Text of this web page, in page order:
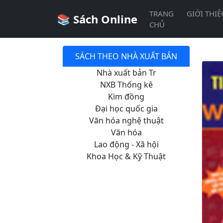
📚 Sách Online
TRANG
CHỦ
GIỚI
SÁCH THEO NHÀ XUẤT BẢN
Nhà xuất bản Tr
NXB Thống kê
Kim đồng
Đại học quốc gia
Văn hóa nghệ thuật
Văn hóa
Lao động - Xã hội
Khoa Học & Kỹ Thuật